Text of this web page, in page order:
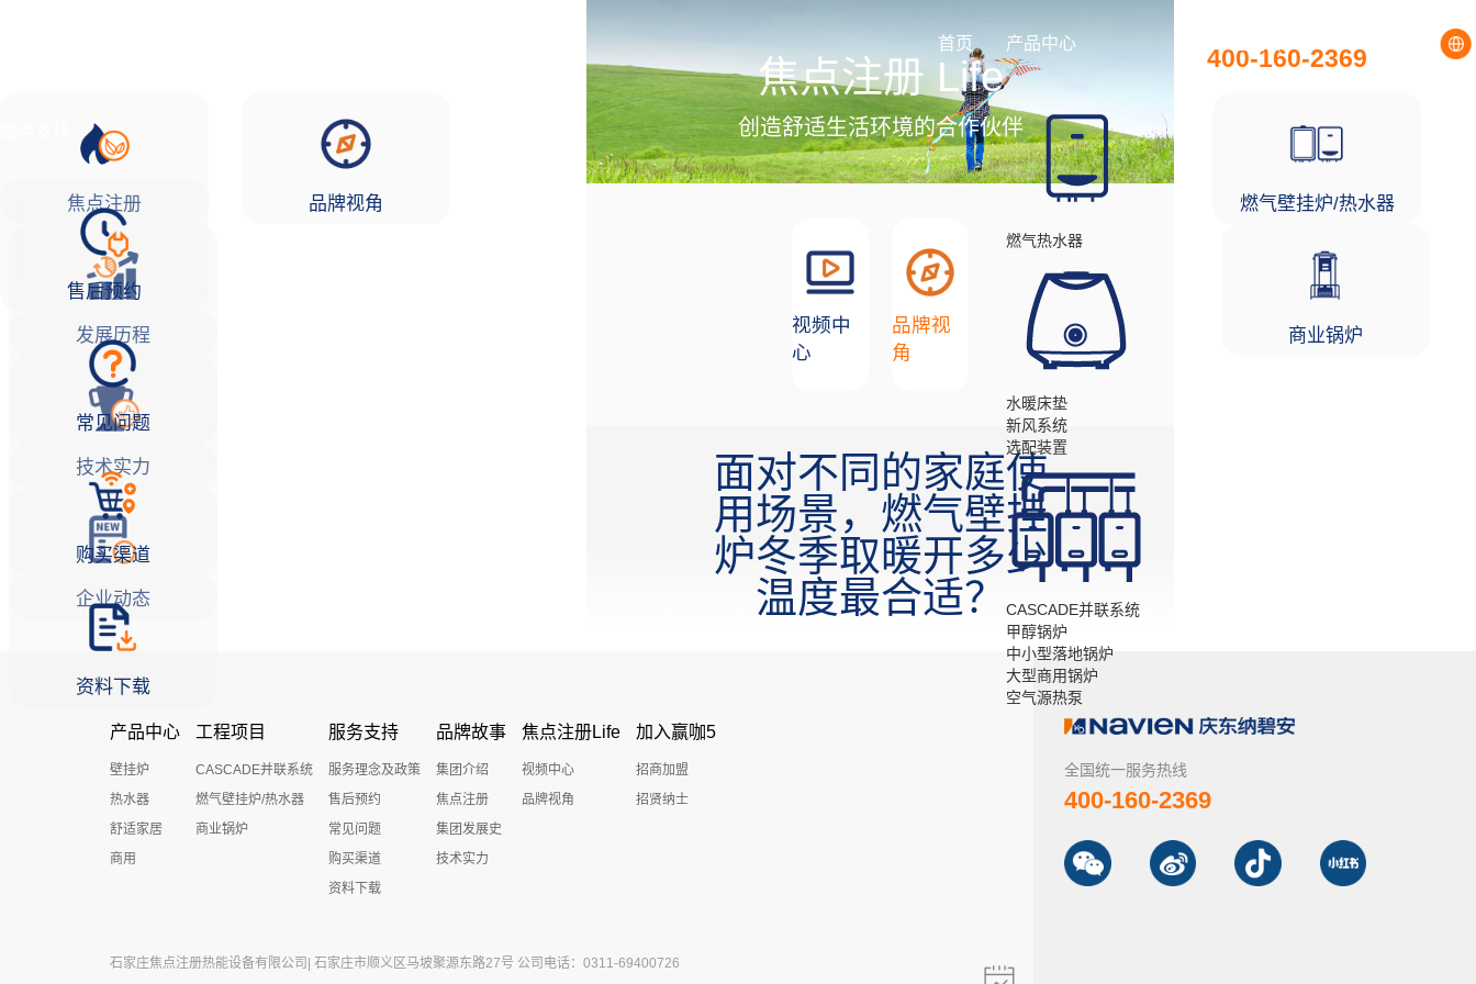
首页 产品中心
燃气热水器
水暖床垫
新风系统
选配装置
CASCADE并联系统
甲醇锅炉
中小型落地锅炉
大型商用锅炉
空气源热泵
燃气壁挂炉/热水器
商业锅炉
售后预约
常见问题
购买渠道
资料下载
焦点注册
发展历程
技术实力
企业动态
品牌视角
400-160-2369
焦点注册 Life
创造舒适生活环境的合作伙伴
视频中
心
品牌视
角
面对不同的家庭使
用场景，燃气壁挂
炉冬季取暖开多少
温度最合适？
产品中心
壁挂炉
热水器
舒适家居
商用
工程项目
CASCADE并联系统
燃气壁挂炉/热水器
商业锅炉
服务支持
服务理念及政策
售后预约
常见问题
购买渠道
资料下载
品牌故事
集团介绍
焦点注册
集团发展史
技术实力
焦点注册Life
视频中心
品牌视角
加入赢咖5
招商加盟
招贤纳士
石家庄焦点注册热能设备有限公司| 石家庄市顺义区马坡聚源东路27号 公司电话：0311-69400726
全国统一服务热线
400-160-2369